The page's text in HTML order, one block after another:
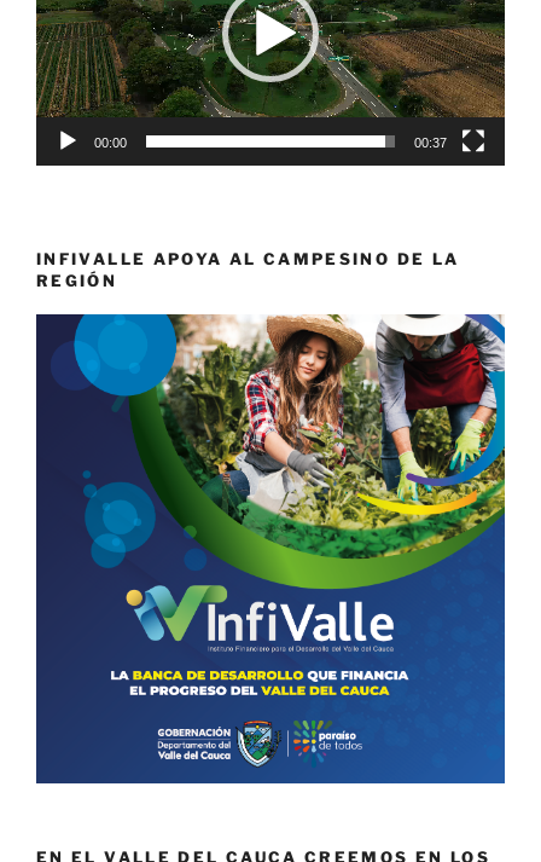
00:00 00:37
INFIVALLE APOYA AL CAMPESINO DE LA
REGIÓN
EN EL VALLE DEL CAUCA CREEMOS EN LOS